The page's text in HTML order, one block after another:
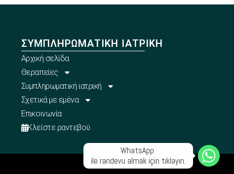
ΣΥΜΠΛΗΡΩΜΑΤΙΚΉ ΙΑΤΡΙΚΉ
Αρχική σελίδα
Θεραπείες
Συμπληρωματική ιατρική
Σχετικά με εμένα
Επικοινωνία
Κλείστε ραντεβού
WhatsApp
ile randevu almak için tıklayın.